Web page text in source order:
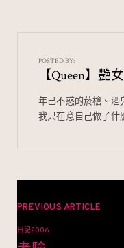
o
o
k
at
POSTED BY:
【Queen】艷
年已不惑的菸槍、酒
我只在意自己做了什
章
導
PREVIOUS ARTICLE
日記2006